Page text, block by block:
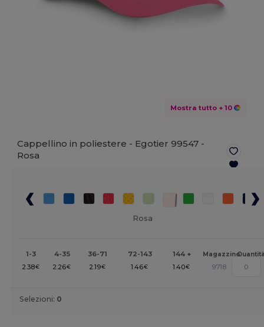
Mostra tutto + 10
Cappellino in poliestere - Egotier 99547 -
Rosa
Rosa
1-3 4-35 36-71 72-143 144 + Magazzino
2.38€ 2.26€ 2.19€ 1.46€ 1.40€ 9718
Selezioni: 0